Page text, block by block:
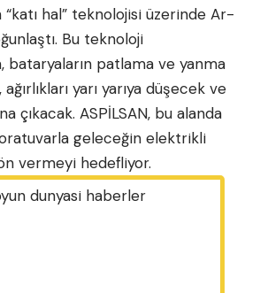
hal” teknolojisi üzerinde Ar-
Bu teknoloji
bataryaların patlama ve yanma
yarı yarıya düşecek ve
çıkacak. ASPİLSAN, bu alanda
geleceğin elektrikli
vermeyi hedefliyor.